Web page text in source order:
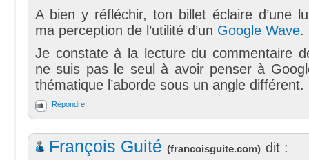
A bien y réfléchir, ton billet éclaire d’une
ma perception de l’utilité d’un Google Wave.
Je constate à la lecture du commentaire
ne suis pas le seul à avoir penser à
thématique l’aborde sous un angle différent.
Répondre
François Guité (francoisguite.com) dit :